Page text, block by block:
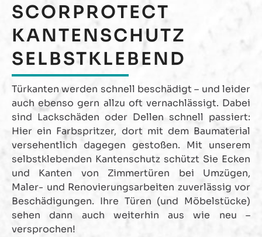
SCORPROTECT
KANTENSCHUTZ
SELBSTKLEBEND
Türkanten werden schnell beschädigt – und leider
auch ebenso gern allzu oft vernachlässigt. Dabei
sind Lackschäden oder Dellen schnell passiert:
Hier ein Farbspritzer, dort mit dem Baumaterial
versehentlich dagegen gestoßen. Mit unserem
selbstklebenden Kantenschutz schützt Sie Ecken
und Kanten von Zimmertüren bei Umzügen,
Maler- und Renovierungsarbeiten zuverlässig vor
Beschädigungen. Ihre Türen (und Möbelstücke)
sehen dann auch weiterhin aus wie neu –
versprochen!